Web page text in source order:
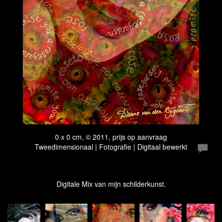
0 x 0 cm, © 2011, prijs op aanvraag
Tweedimensionaal | Fotografie | Digitaal bewerkt
Digitale Mix van mijn schilderkunst.